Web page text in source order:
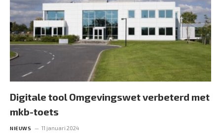
Digitale tool Omgevingswet verbeterd met
mkb-toets
NIEUWS 11 januari 2024